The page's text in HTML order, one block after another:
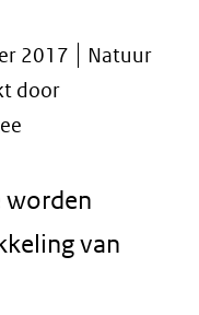
2017
Natuur
door
worden
van